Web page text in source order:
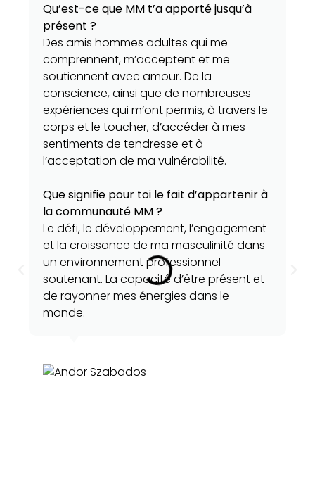
Qu’est-ce que MM t’a apporté jusqu’à
présent ?
Des amis hommes adultes qui me
comprennent, m’acceptent et me
soutiennent avec amour. De la
conscience, ainsi que de nombreuses
expériences qui m’ont permis, à travers le
corps et le toucher, d’accéder à mes
sentiments de tendresse et à
l’acceptation de ma vulnérabilité.
Que signifie pour toi le fait d’appartenir à
la communauté MM ?
Le défi, le développement, l’engagement
et la croissance de ma masculinité dans
un environnement professionnel
soutenant. La capacité d’être présent et
de rayonner mes énergies dans le
monde.